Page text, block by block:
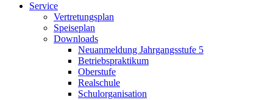
Service
Vertretungsplan
Speiseplan
Downloads
Neuanmeldung Jahrgangsstufe 5
Betriebspraktikum
Oberstufe
Realschule
Schulorganisation